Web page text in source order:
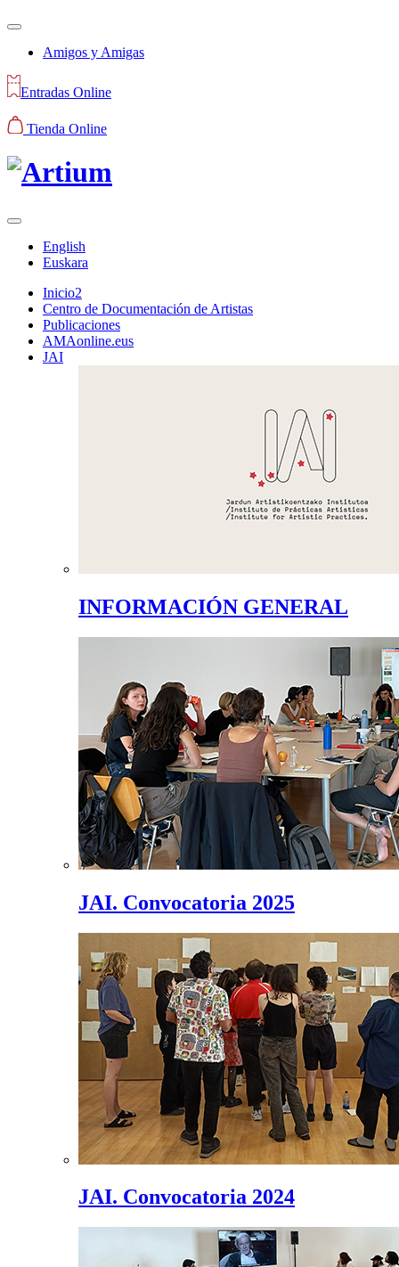
Amigos y Amigas
Entradas Online
Tienda Online
English
Euskara
Inicio2
Centro de Documentación de Artistas
Publicaciones
AMAonline.eus
JAI
INFORMACIÓN GENERAL
JAI. Convocatoria 2025
JAI. Convocatoria 2024